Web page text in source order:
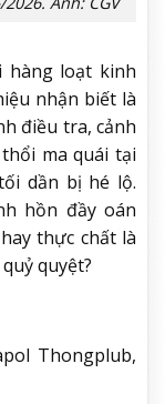
hàng loạt kinh
nhận biết là
điều tra, cảnh
ma quái tại
dần bị hé lộ.
hồn đầy oán
thực chất là
quyệt?
Thongplub,